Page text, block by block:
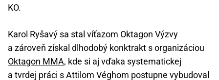
KO.
Karol Ryšavý sa stal víťazom Oktagon Výzvy
a zároveň získal dlhodobý konktrakt s organizáciou
Oktagon MMA, kde si aj vďaka systematickej
a tvrdej práci s Attilom Véghom postupne vybudoval